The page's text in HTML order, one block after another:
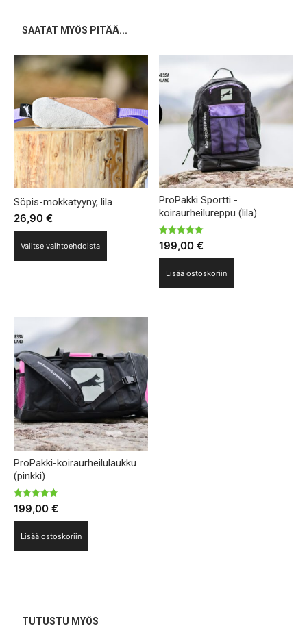
SAATAT MYÖS PITÄÄ...
Söpis-mokkatyyny, lila
26,90 €
Valitse vaihtoehdoista
Voit
valinnat
tuotteen
sivulla.
ProPakki Sportti -
koiraurheilureppu (lila)
Arvostelu
tuotteesta:
5.00
199,00€
Lisää ostoskoriin
ProPakki-koiraurheilulaukku
(pinkki)
Arvostelu
tuotteesta:
5.00
199,00 €
Lisää ostoskoriin
TUTUSTU MYÖS